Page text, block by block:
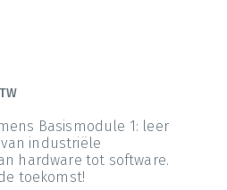
Basismodule 1: leer
industriële
hardware tot software.
toekomst!